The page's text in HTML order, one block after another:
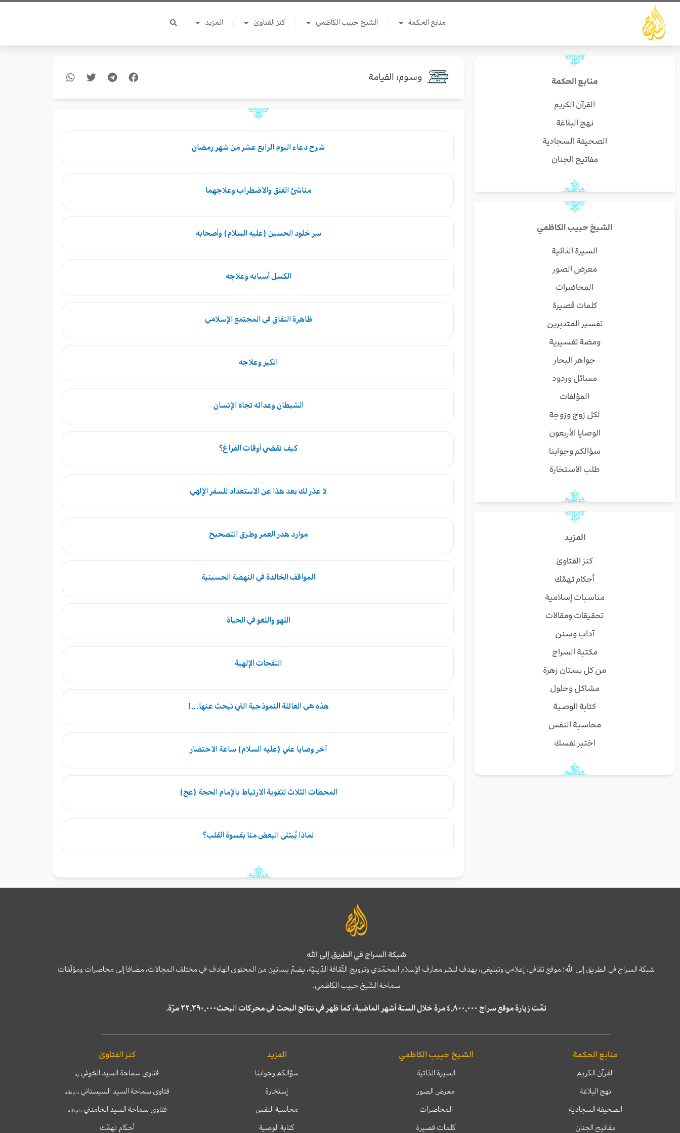
تخطي
المحتوى
منابع الحكمة الشيخ حبيب الكاظمي كنز الفتاوىٰ المزيد
منابع الحكمة
القرآن الكريم
نهج البلاغة
الصحيفة السجادية
مفاتيح الجنان
الشيخ حبيب الكاظمي
السيرة الذاتية
معرض الصور
المحاضرات
كلمات قصيرة
تفسير المتدبرين
ومضة تفسيرية
جواهر البحار
مسائل وردود
المؤلفات
لكل زوج وزوجة
الوصايا الأربعون
سؤالكم وجوابنا
طلب الاستخارة
المزيد
كنز الفتاوىٰ
أحكام تهمّك
مناسبات إسلامية
تحقيقات ومقالات
آداب وسنن
مكتبة السراج
من كل بستان زهرة
مشاكل وحلول
كتابة الوصية
محاسبة النفس
اختبر نفسك
وسوم: القيامة
شرح دعاء اليوم الرابع عشر من شهر رمضان
مناشئ القلق والاضطراب وعلاجهما
سر خلود الحسين (عليه السلام) وأصحابه
الكسل أسبابه وعلاجه
ظاهرة النفاق في المجتمع الإسلامي
الكبر وعلاجه
الشيطان وعدائه تجاه الإنسان
كيف نقضي أوقات الفراغ؟
لا عذر لك بعد هذا عن الاستعداد للسفر الإلهي
موارد هدر العمر وطرق التصحيح
المواقف الخالدة في النهضة الحسينية
اللهو واللغو في الحياة
النفحات الإلهية
هذه هي العائلة النموذجية التي نبحث عنها…!
آخر وصايا علي (عليه السلام) ساعة الاحتضار
المحطات الثلاث لتقوية الارتباط بالإمام الحجة (عج)
لماذا يُبتلى البعض منا بقسوة القلب؟
شبكة السراج في الطريق إلى الله
شبكة السراج في الطريق إلى الله؛ موقع ثقافي، إعلامي وتبليغي، يهدف لنشر معارف الإسلام المحمّدي وترويج الثّقافة الدّينيّة، يضمّ بساتين من المحتوى الهادف في مختلف المجالات، مضافا إلى محاضرات ومؤلّفات
سماحة الشّيخ حبيب الكاظمي.
تمّت زيارة موقع سراج ٤,٨٠٠,٠٠٠ مرة خلال الستة أشهر الماضية، كما ظهر في نتائج البحث في محركات البحث٢٢,٢٩٠,٠٠٠ مرّة.
منابع الحكمة
القرآن الكريم
نهج البلاغة
الصحيفة السجادية
مفاتيح الجنان
الشيخ حبيب الكاظمي
السيرة الذاتية
معرض الصور
المحاضرات
كلمات قصيرة
المزيد
سؤالكم وجوابنا
إستخارة
محاسبة النفس
كتابة الوصية
كنز الفتاوىٰ
فتاوى سماحة السيد الخوئي ره
فتاوى سماحة السيد السيستاني دام ظله
فتاوى سماحة السيد الخامنئيدام ظله
أحكام تهمّك